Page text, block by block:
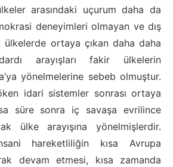
arasındaki uçurum daha da
deneyimleri olmayan ve dış
ülkelerde ortaya çıkan daha daha
arayışları fakir ülkelerin
yönelmelerine sebeb olmuştur.
idari sistemler sonrası ortaya
süre sonra iç savaşa evrilince
ülke arayışına yönelmişlerdir.
hareketliliğin kısa Avrupa
devam etmesi, kısa zamanda